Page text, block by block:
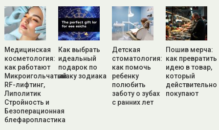
Медицинская
косметология:
как работают
Микроигольчатый
RF-лифтинг,
Липолитик
Стройность и
Безоперационная
блефаропластика
Как выбрать
идеальный
подарок по
знаку зодиака
Детская
стоматология:
как помочь
ребенку
полюбить
заботу о зубах
с ранних лет
Пошив мерча:
как превратить
идею в товар,
который
действительно
покупают